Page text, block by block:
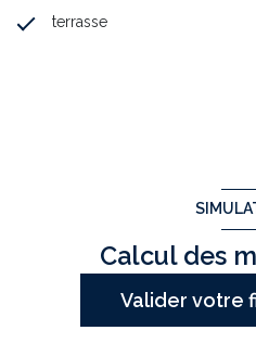
terrasse
Calcul des
Valider votre